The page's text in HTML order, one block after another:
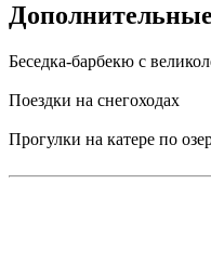
Беседка-барбекю с
Поездки на снегоходах
Прогулки на катере по